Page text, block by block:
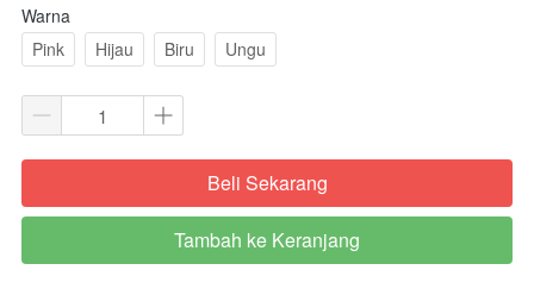
Warna
Pink
Hijau Biru Ungu
`Beli Sekarang
`
Tambah ke Keranjang